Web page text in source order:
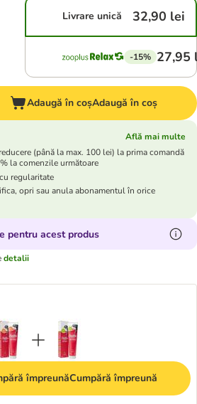
Livrare unică 32,90 lei
-15% 27,95
Adaugă în coșAdaugă în coș
Află mai multe
(până la max. 100 lei) la prima comandă
la comenzile următoare
regularitate
opri sau anula abonamentul în orice
pentru acest produs
detalii
împreunăCumpără împreună